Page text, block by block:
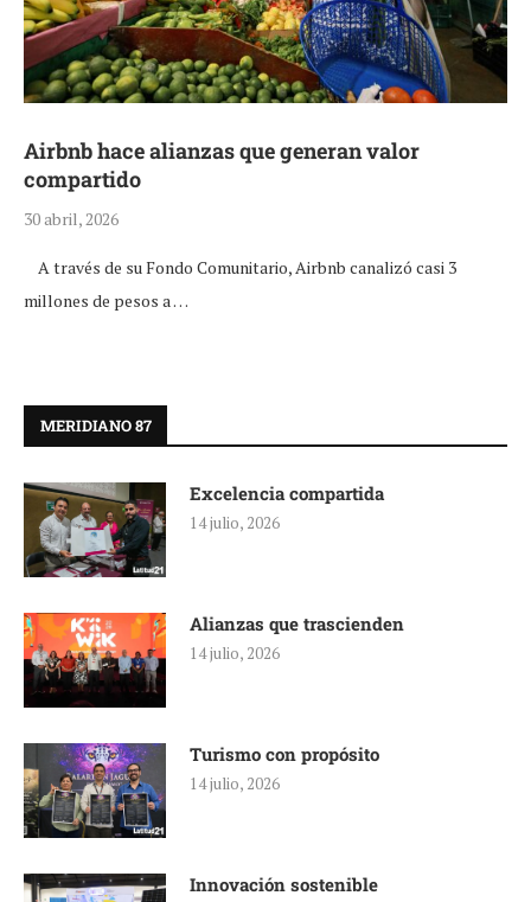
Airbnb hace alianzas que generan valor
compartido
30 abril, 2026
A través de su Fondo Comunitario, Airbnb canalizó casi 3
millones de pesos a …
MERIDIANO 87
Excelencia compartida
14 julio, 2026
Alianzas que trascienden
14 julio, 2026
Turismo con propósito
14 julio, 2026
Innovación sostenible